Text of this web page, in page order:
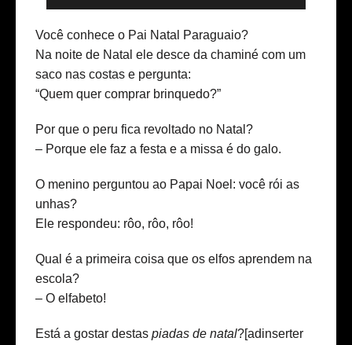
Você conhece o Pai Natal Paraguaio?
Na noite de Natal ele desce da chaminé com um
saco nas costas e pergunta:
“Quem quer comprar brinquedo?”
Por que o peru fica revoltado no Natal?
– Porque ele faz a festa e a missa é do galo.
O menino perguntou ao Papai Noel: você rói as
unhas?
Ele respondeu: rôo, rôo, rôo!
Qual é a primeira coisa que os elfos aprendem na
escola?
– O elfabeto!
Está a gostar destas piadas de natal?[adinserter